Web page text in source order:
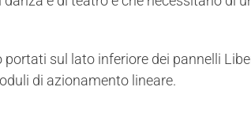
sul lato inferiore dei pannelli
di azionamento lineare.